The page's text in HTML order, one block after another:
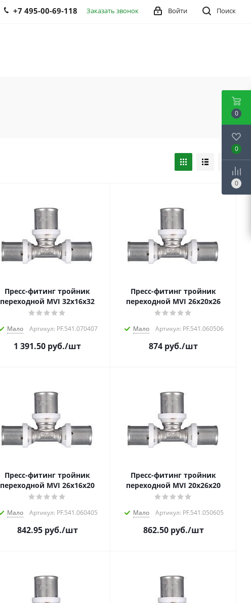
Поиск
Войти
+7 495-00-69-118 Заказать звонок
Пресс-фитинг тройник
переходной MVI 32х16х32
Мало Артикул: PF.541.070407
1 391.50 руб./шт
Пресс-фитинг тройник
переходной MVI 26х20х26
Мало Артикул: PF.541.060506
874 руб./шт
Пресс-фитинг тройник
переходной MVI 26х16х20
Мало Артикул: PF.541.060405
842.95руб./шт
Пресс-фитинг тройник
переходной MVI 20х26х20
Мало Артикул: PF.541.050605
862.50руб./шт
0
0
0